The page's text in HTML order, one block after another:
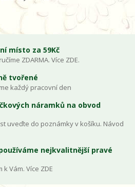
místo za 59Kč
ZDARMA. Více ZDE.
tvořené
každý pracovní den
náramků na obvod
uveďte do poznámky v košíku. Návod
nejkvalitnější pravé
Vám. Více ZDE